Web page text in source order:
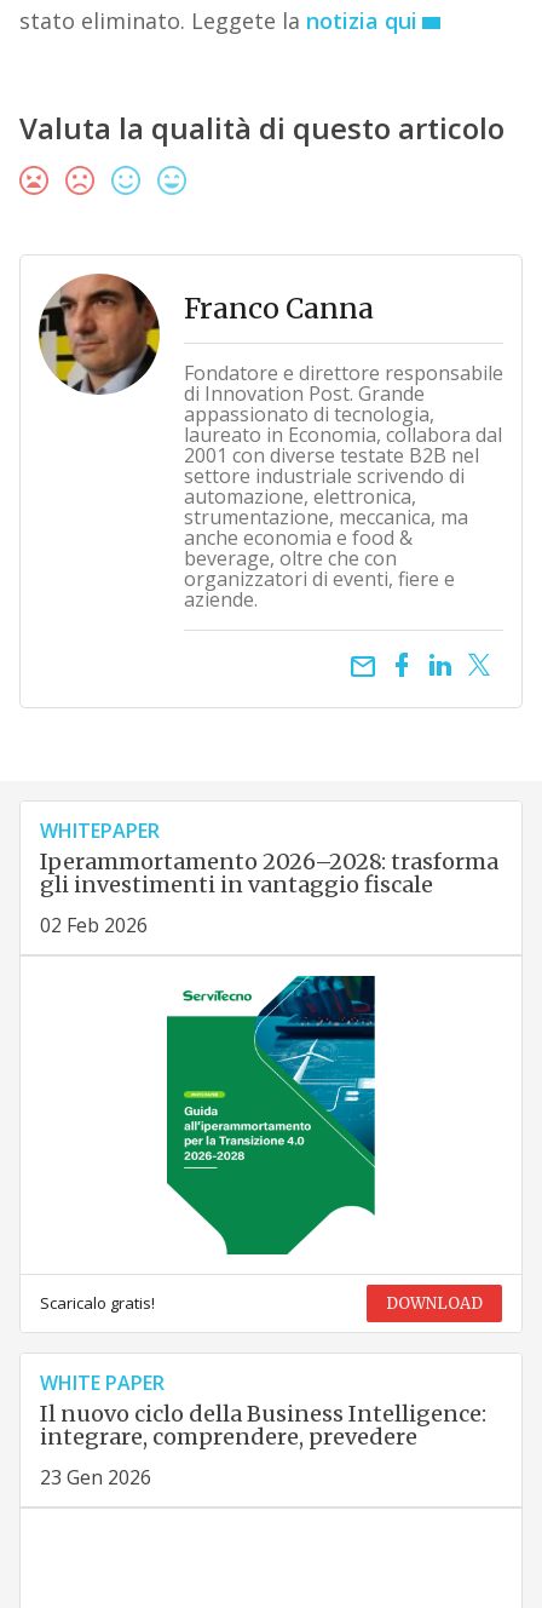
stato eliminato. Leggete la notizia qui
Valuta la qualità di questo articolo
Franco Canna
Fondatore e direttore responsabile
di Innovation Post. Grande
appassionato di tecnologia,
laureato in Economia, collabora dal
2001 con diverse testate B2B nel
settore industriale scrivendo di
automazione, elettronica,
strumentazione, meccanica, ma
anche economia e food &
beverage, oltre che con
organizzatori di eventi, fiere e
aziende.
email
WHITEPAPER
Iperammortamento 2026–2028: trasforma
gli investimenti in vantaggio fiscale
02 Feb 2026
Scaricalo gratis! DOWNLOAD
WHITE PAPER
Il nuovo ciclo della Business Intelligence:
integrare, comprendere, prevedere
23 Gen 2026